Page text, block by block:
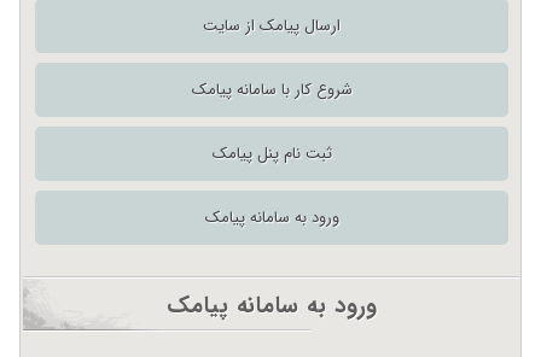
ارسال پیامک از سایت
شروع کار با سامانه پیامک
ثبت نام پنل پیامک
ورود به سامانه پیامک
ورود به سامانه پیامک